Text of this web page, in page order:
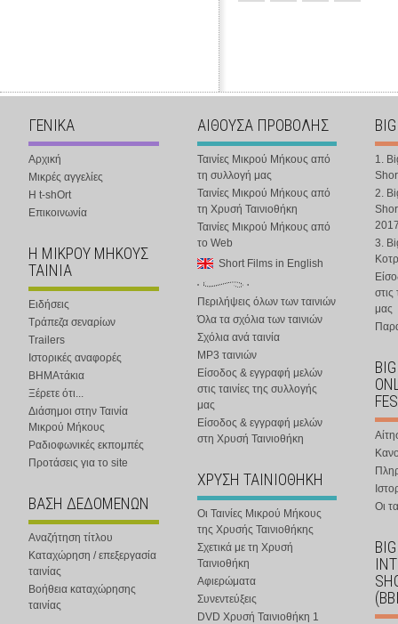
ΓΕΝΙΚΑ
Αρχική
Μικρές αγγελίες
Η t-shOrt
Επικοινωνία
Η ΜΙΚΡΟΥ ΜΗΚΟΥΣ
ΤΑΙΝΙΑ
Ειδήσεις
Τράπεζα σεναρίων
Trailers
Ιστορικές αναφορές
ΒΗΜΑτάκια
Ξέρετε ότι...
Διάσημοι στην Ταινία
Μικρού Μήκους
Ραδιοφωνικές εκπομπές
Προτάσεις για το site
ΒΑΣΗ ΔΕΔΟΜΕΝΩΝ
Αναζήτηση τίτλου
Καταχώρηση / επεξεργασία
ταινίας
Βοήθεια καταχώρησης
ταινίας
ΑΙΘΟΥΣΑ ΠΡΟΒΟΛΗΣ
Ταινίες Μικρού Μήκους από
τη συλλογή μας
Ταινίες Μικρού Μήκους από
τη Χρυσή Ταινιοθήκη
Ταινίες Μικρού Μήκους από
το Web
Short Films in English
Περιλήψεις όλων των ταινιών
Όλα τα σχόλια των ταινιών
Σχόλια ανά ταινία
MP3 ταινιών
Είσοδος & εγγραφή μελών
στις ταινίες της συλλογής
μας
Είσοδος & εγγραφή μελών
στη Χρυσή Ταινιοθήκη
ΧΡΥΣΗ ΤΑΙΝΙΟΘΗΚΗ
Οι Ταινίες Μικρού Μήκους
της Χρυσής Ταινιοθήκης
Σχετικά με τη Χρυσή
Ταινιοθήκη
Αφιερώματα
Συνεντεύξεις
DVD Χρυσή Ταινιοθήκη 1
1.
2.
3.
στις
μας
Οι